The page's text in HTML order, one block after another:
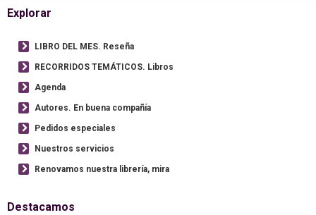
Explorar
LIBRO DEL MES. Reseña
RECORRIDOS TEMÁTICOS. Libros
Agenda
Autores. En buena compañía
Pedidos especiales
Nuestros servicios
Renovamos nuestra librería, mira
Destacamos